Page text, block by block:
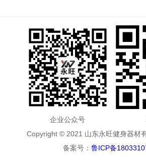
企业公众号
Copyright © 2021 山东永旺健身器材
备案号： 鲁ICP备